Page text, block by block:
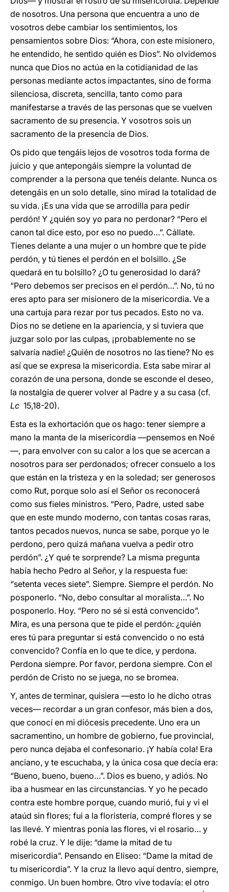
de nosotros. Una persona que encuentra a uno de
vosotros debe cambiar los sentimientos, los
pensamientos sobre Dios: “Ahora, con este misionero,
he entendido, he sentido quién es Dios”. No olvidemos
nunca que Dios no actúa en la cotidianidad de las
personas mediante actos impactantes, sino de forma
silenciosa, discreta, sencilla, tanto como para
manifestarse a través de las personas que se vuelven
sacramento de su presencia. Y vosotros sois un
sacramento de la presencia de Dios.
Os pido que tengáis lejos de vosotros toda forma de
juicio y que antepongáis siempre la voluntad de
comprender a la persona que tenéis delante. Nunca os
detengáis en un solo detalle, sino mirad la totalidad de
su vida. ¡Es una vida que se arrodilla para pedir
perdón! Y ¿quién soy yo para no perdonar? “Pero el
canon tal dice esto, por eso no puedo…”. Cállate.
Tienes delante a una mujer o un hombre que te pide
perdón, y tú tienes el perdón en el bolsillo. ¿Se
quedará en tu bolsillo? ¿O tu generosidad lo dará?
“Pero debemos ser precisos en el perdón…”. No, tú no
eres apto para ser misionero de la misericordia. Ve a
una cartuja para rezar por tus pecados. Esto no va.
Dios no se detiene en la apariencia, y si tuviera que
juzgar solo por las culpas, ¡probablemente no se
salvaría nadie! ¿Quién de nosotros no las tiene? No es
así que se expresa la misericordia. Esta sabe mirar al
corazón de una persona, donde se esconde el deseo,
la nostalgia de querer volver al Padre y a su casa (cf.
Lc 15,18-20).
Esta es la exhortación que os hago: tener siempre a
mano la manta de la misericordia —pensemos en Noé
—, para envolver con su calor a los que se acercan a
nosotros para ser perdonados; ofrecer consuelo a los
que están en la tristeza y en la soledad; ser generosos
como Rut, porque solo así el Señor os reconocerá
como sus fieles ministros. “Pero, Padre, usted sabe
que en este mundo moderno, con tantas cosas raras,
tantos pecados nuevos, nunca se sabe, porque yo le
perdono, pero quizá mañana vuelva a pedir otro
perdón”. ¿Y qué te sorprende? La misma pregunta
había hecho Pedro al Señor, y la respuesta fue:
“setenta veces siete”. Siempre. Siempre el perdón. No
posponerlo. “No, debo consultar al moralista…”. No
posponerlo. Hoy. “Pero no sé si está convencido”.
Mira, es una persona que te pide el perdón: ¿quién
eres tú para preguntar si está convencido o no está
convencido? Confía en lo que te dice, y perdona.
Perdona siempre. Por favor, perdona siempre. Con el
perdón de Cristo no se juega, no se bromea.
Y, antes de terminar, quisiera —esto lo he dicho otras
veces— recordar a un gran confesor, más bien a dos,
que conocí en mi diócesis precedente. Uno era un
sacramentino, un hombre de gobierno, fue provincial,
pero nunca dejaba el confesonario. ¡Y había cola! Era
anciano, y te escuchaba, y la única cosa que decía era:
“Bueno, bueno, bueno…”. Dios es bueno, y adiós. No
iba a husmear en las circunstancias. Y yo he pecado
contra este hombre porque, cuando murió, fui y vi el
ataúd sin flores; fui a la floristería, compré flores y se
las llevé. Y mientras ponía las flores, vi el rosario… y
robé la cruz. Y le dije: “dame la mitad de tu
misericordia”. Pensando en Eliseo: “Dame la mitad de
tu misericordia”. Y la cruz la llevo aquí dentro, siempre,
conmigo. Un buen hombre. Otro vive todavía: el otro